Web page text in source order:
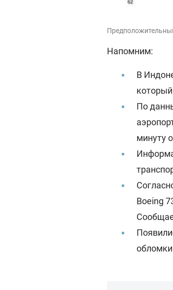
Напомним:
В
По
минуту
Boeing
обломки